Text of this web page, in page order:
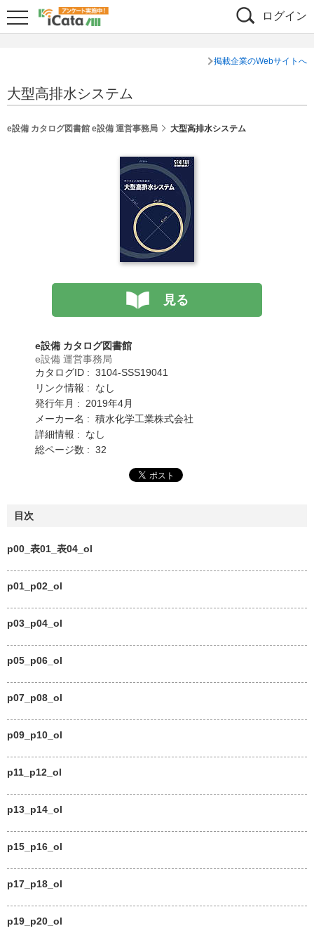
ログイン
掲載企業のWebサイトへ
大型高排水システム
e設備 カタログ図書館 e設備 運営事務局 大型高排水システム
見る
e設備 カタログ図書館
e設備 運営事務局
カタログID : 3104-SSS19041
リンク情報 : なし
発行年月 : 2019年4月
メーカー名 : 積水化学工業株式会社
詳細情報 : なし
総ページ数 : 32
目次
p00_表01_表04_ol
p01_p02_ol
p03_p04_ol
p05_p06_ol
p07_p08_ol
p09_p10_ol
p11_p12_ol
p13_p14_ol
p15_p16_ol
p17_p18_ol
p19_p20_ol